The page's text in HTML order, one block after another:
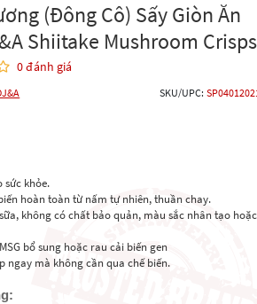
(Đông Cô) Sấy Giòn Ăn
Shiitake Mushroom Crisps
0 đánh giá
SKU/UPC:
sức khỏe.
hoàn toàn từ nấm tự nhiên, thuần chay.
không có chất bảo quản, màu sắc nhân tạo hoặc
bổ sung hoặc rau cải biến gen
ngay mà không cần qua chế biến.